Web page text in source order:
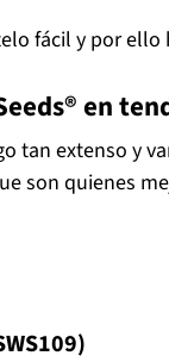
fácil y por
en
tan extenso y
son quienes